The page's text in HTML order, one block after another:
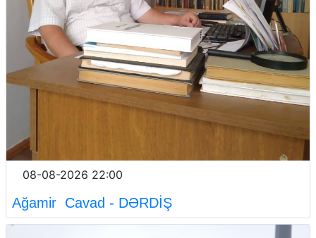
08-08-2026 22:00
Ağamir Cavad - DƏRDİŞ